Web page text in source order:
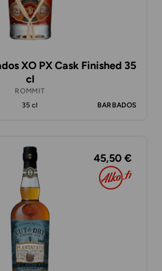
XO PX Cask Finished 35
cl
ROMMIT
35 cl
BARBADOS
45,50 €